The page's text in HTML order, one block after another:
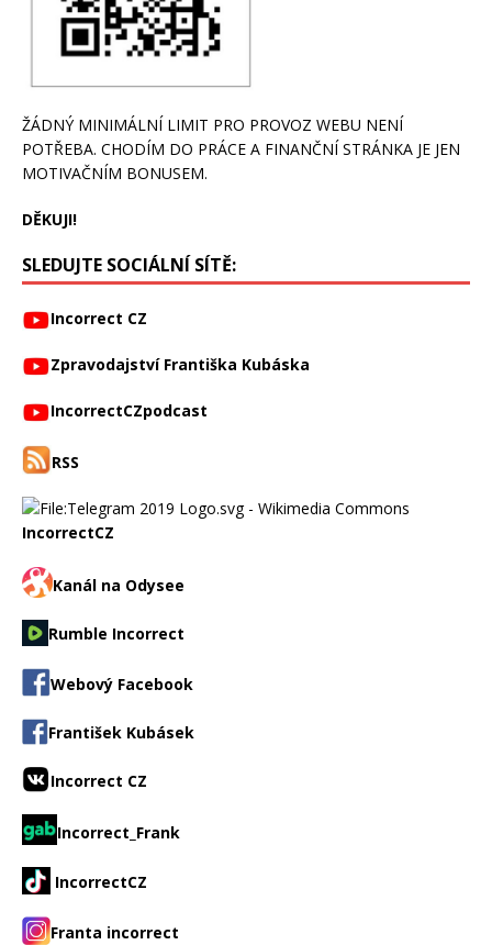
ŽÁDNÝ MINIMÁLNÍ LIMIT PRO PROVOZ WEBU NENÍ
POTŘEBA. CHODÍM DO PRÁCE A FINANČNÍ STRÁNKA JE JEN
MOTIVAČNÍM BONUSEM.
DĚKUJI!
SLEDUJTE SOCIÁLNÍ SÍTĚ:
Incorrect CZ
Zpravodajství Františka Kubáska
IncorrectCZpodcast
RSS
IncorrectCZ
Kanál na Odysee
Rumble Incorrect
Webový Facebook
František Kubásek
Incorrect CZ
Incorrect_Frank
IncorrectCZ
Franta incorrect